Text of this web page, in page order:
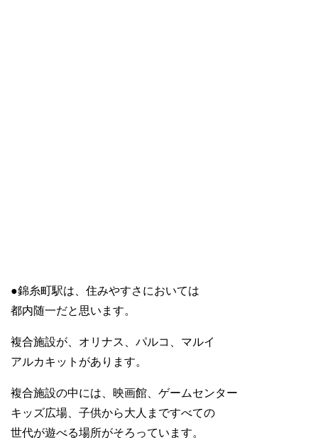
●錦糸町駅は、住みやすさにおいては
都内随一だと思います。
複合施設が、オリナス、パルコ、マルイ
アルカキットがあります。
複合施設の中には、映画館、ゲームセンター
キッズ広場、子供から大人まですべての
世代が遊べる場所がそろっています。